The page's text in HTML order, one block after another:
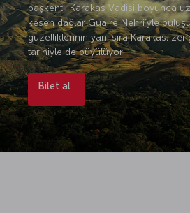
başkenti. Karakas Vadisi boyunca
kesen dağlar Guaire Nehri’yle
güzelliklerinin yanı sıra Karakas,
tarihiyle de büyülüyor.
Bilet al